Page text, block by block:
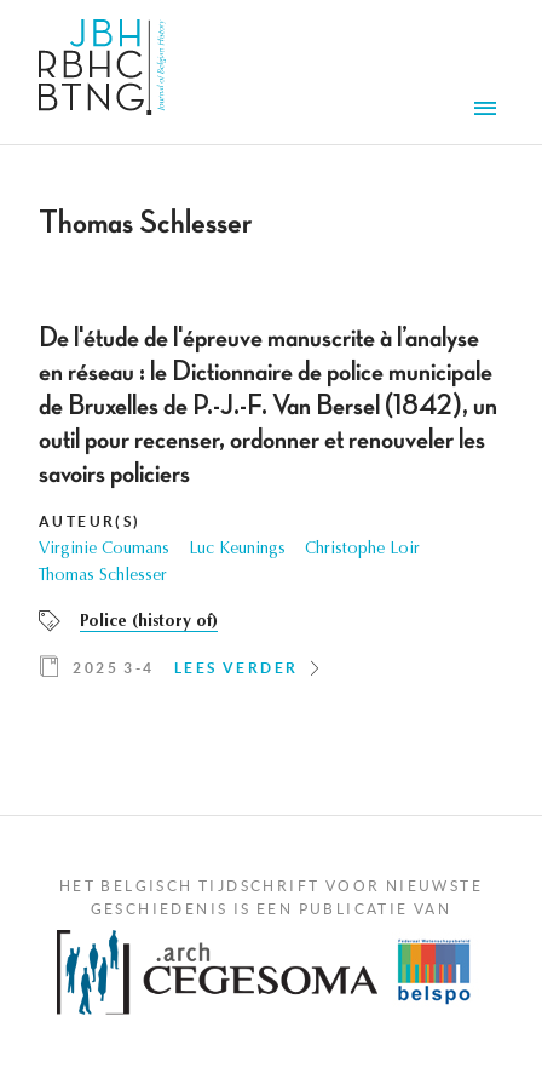
Thomas Schlesser
De l'étude de l'épreuve manuscrite à l’analyse
en réseau : le Dictionnaire de police municipale
de Bruxelles de P.-J.-F. Van Bersel (1842), un
outil pour recenser, ordonner et renouveler les
savoirs policiers
AUTEUR(S)
Virginie Coumans Luc Keunings
Christophe Loir
Thomas Schlesser
Police (history of)
2025 3-4 LEES VERDER
HET BELGISCH TIJDSCHRIFT VOOR NIEUWSTE
GESCHIEDENIS IS EEN PUBLICATIE VAN